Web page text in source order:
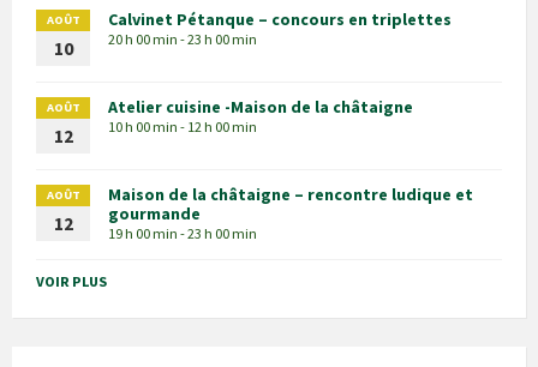
AOÛT
10
Calvinet Pétanque – concours en triplettes
20 h 00 min - 23 h 00 min
AOÛT
12
Atelier cuisine -Maison de la châtaigne
10 h 00 min - 12 h 00 min
AOÛT
12
Maison de la châtaigne – rencontre ludique et
gourmande
19 h 00 min - 23 h 00 min
VOIR PLUS